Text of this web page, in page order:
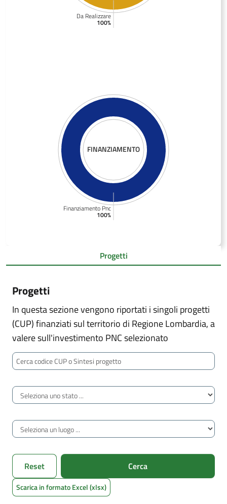
Da Realizzare
100%
FINANZIAMENTO
Finanziamento Pnc
100%
Progetti
Progetti
In questa sezione vengono riportati i singoli progetti
(CUP) finanziati sul territorio di Regione Lombardia, a
valere sull'investimento PNC selezionato
Cerca codice CUP o Sintesi progetto
Stato avanzamento
Luogo di territorializzazione
Reset Cerca
Scarica in formato Excel (xlsx)